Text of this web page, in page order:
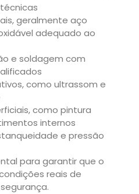
geralmente aço
adequado ao
e soldagem com
como ultrassom e
como pintura
internos
e pressão
para garantir que o
reais de